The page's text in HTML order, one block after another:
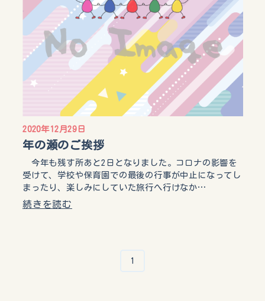
2020年12月29日
年の瀬のご挨拶
今年も残す所あと2日となりました。コロナの影響を
受けて、学校や保育園での最後の行事が中止になってし
まったり、楽しみにしていた旅行へ行けなか…
続きを読む
1